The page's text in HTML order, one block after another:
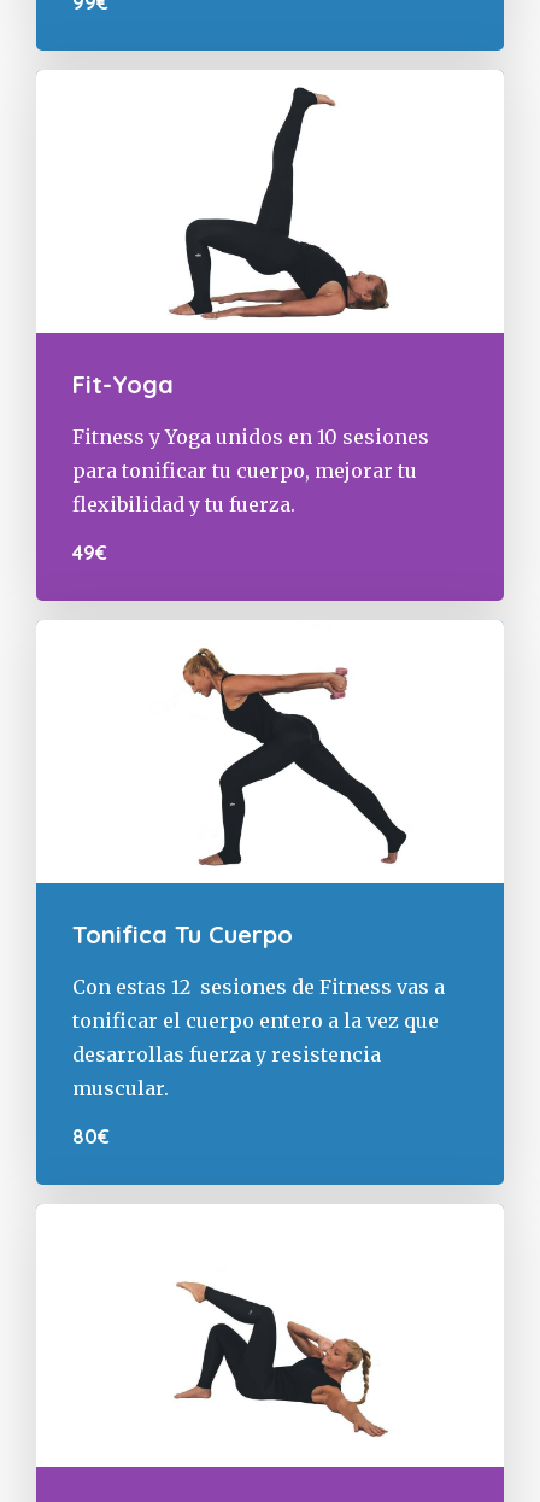
Fit-Yoga
Fitness y Yoga unidos en 10 sesiones
para ​​tonificar tu cuerpo, mejorar tu
flexibilidad y tu fuerza.
49€
Tonifica Tu Cuerpo
Con estas 12 sesiones de Fitness vas a
tonificar el cuerpo entero a la vez que
desarrollas fuerza y resistencia
muscular.
80€